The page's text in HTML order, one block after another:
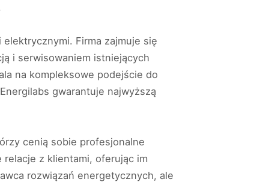
Firma zajmuje się
i serwisowaniem istniejących
na kompleksowe podejście do
gwarantuje najwyższą
cenią sobie profesjonalne
z klientami, oferując im
rozwiązań energetycznych, ale